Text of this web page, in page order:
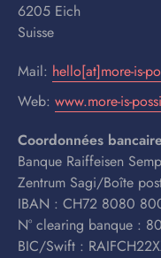
6205 Eich
Suisse
Mail: hello[at]more-is-
Web: www.more-is-
Coordonnées
Banque Raiffeisen
Zentrum Sagi/Boîte
IBAN : CH72 8080
N° clearing banque :
BIC/Swift :